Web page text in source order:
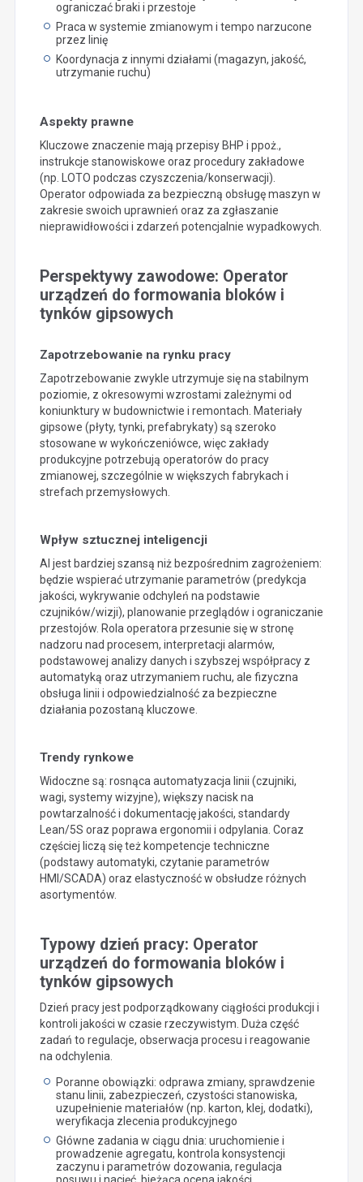
ograniczać braki i przestoje
Praca w systemie zmianowym i tempo narzucone
przez linię
Koordynacja z innymi działami (magazyn, jakość,
utrzymanie ruchu)
Aspekty prawne
Kluczowe znaczenie mają przepisy BHP i ppoż.,
instrukcje stanowiskowe oraz procedury zakładowe
(np. LOTO podczas czyszczenia/konserwacji).
Operator odpowiada za bezpieczną obsługę maszyn w
zakresie swoich uprawnień oraz za zgłaszanie
nieprawidłowości i zdarzeń potencjalnie wypadkowych.
Perspektywy zawodowe: Operator
urządzeń do formowania bloków i
tynków gipsowych
Zapotrzebowanie na rynku pracy
Zapotrzebowanie zwykle utrzymuje się na stabilnym
poziomie, z okresowymi wzrostami zależnymi od
koniunktury w budownictwie i remontach. Materiały
gipsowe (płyty, tynki, prefabrykaty) są szeroko
stosowane w wykończeniówce, więc zakłady
produkcyjne potrzebują operatorów do pracy
zmianowej, szczególnie w większych fabrykach i
strefach przemysłowych.
Wpływ sztucznej inteligencji
AI jest bardziej szansą niż bezpośrednim zagrożeniem:
będzie wspierać utrzymanie parametrów (predykcja
jakości, wykrywanie odchyleń na podstawie
czujników/wizji), planowanie przeglądów i ograniczanie
przestojów. Rola operatora przesunie się w stronę
nadzoru nad procesem, interpretacji alarmów,
podstawowej analizy danych i szybszej współpracy z
automatyką oraz utrzymaniem ruchu, ale fizyczna
obsługa linii i odpowiedzialność za bezpieczne
działania pozostaną kluczowe.
Trendy rynkowe
Widoczne są: rosnąca automatyzacja linii (czujniki,
wagi, systemy wizyjne), większy nacisk na
powtarzalność i dokumentację jakości, standardy
Lean/5S oraz poprawa ergonomii i odpylania. Coraz
częściej liczą się też kompetencje techniczne
(podstawy automatyki, czytanie parametrów
HMI/SCADA) oraz elastyczność w obsłudze różnych
asortymentów.
Typowy dzień pracy: Operator
urządzeń do formowania bloków i
tynków gipsowych
Dzień pracy jest podporządkowany ciągłości produkcji i
kontroli jakości w czasie rzeczywistym. Duża część
zadań to regulacje, obserwacja procesu i reagowanie
na odchylenia.
Poranne obowiązki: odprawa zmiany, sprawdzenie
stanu linii, zabezpieczeń, czystości stanowiska,
uzupełnienie materiałów (np. karton, klej, dodatki),
weryfikacja zlecenia produkcyjnego
Główne zadania w ciągu dnia: uruchomienie i
prowadzenie agregatu, kontrola konsystencji
zaczynu i parametrów dozowania, regulacja
posuwu i nacięć, bieżąca ocena jakości